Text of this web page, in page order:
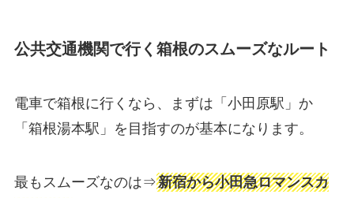
公共交通機関で行く箱根のスムーズなルート
電車で箱根に行くなら、まずは「小田原駅」か
「箱根湯本駅」を目指すのが基本になります。
最もスムーズなのは⇒新宿から小田急ロマンスカ